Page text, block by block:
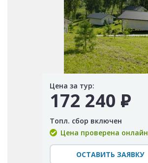
Цена за тур:
172 240 Р
Топл. сбор включен
Цена проверена онлайн
ОСТАВИТЬ ЗАЯВКУ